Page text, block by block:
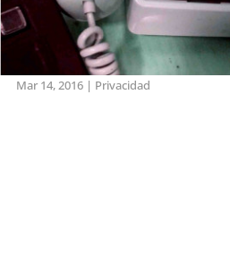
Mar 14, 2016| Privacidad